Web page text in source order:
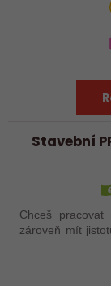
Olomouce.
Stavební
Chceš
zároveň mít
pobočku v